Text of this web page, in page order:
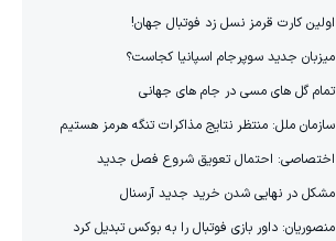
اولین کارت قرمز نسل زد فوتبال جهان!
میزبان جدید سوپرجام اسپانیا کجاست؟
تمام گل های مسی در جام های جهانی
سازمان ملل: منتظر نتایج مذاکرات تنگه هرمز هستیم
اختصاصی: احتمال تعویق شروع فصل جدید
مشکل در نهایی شدن خرید جدید آرسنال
منصوریان: داور بازی فوتبال را به بوکس تبدیل کرد